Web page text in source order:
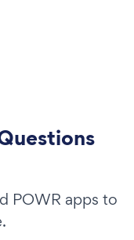
POWR apps to